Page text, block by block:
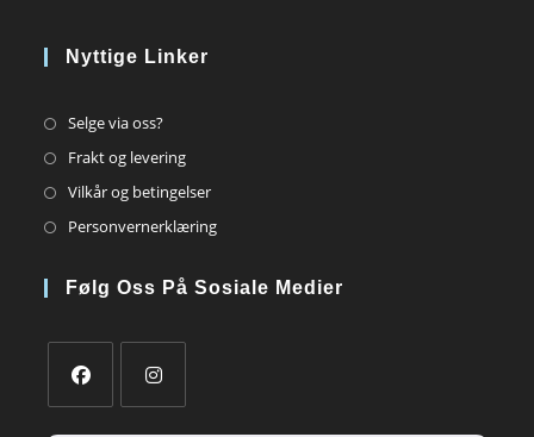
Nyttige Linker
Selge via oss?Opens
in
Frakt og leveringOpens
in
tab
Vilkår og betingelserOpens
in
new
PersonvernerklæringOpens
a
Følg Oss På Sosiale Medier